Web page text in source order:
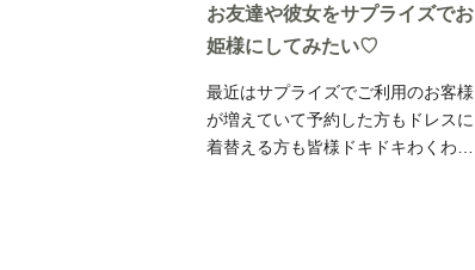
種式典や卒業式などにも活躍しそう
です。ベルトは別途レンタルしてい
にご相談ください♪ではでは♬
お友達や彼女をサプライズでお
姫様にしてみたい♡
最近はサプライズでご利用のお客様
が増えていて予約した方もドレスに
着替える方も皆様ドキドキわくわく